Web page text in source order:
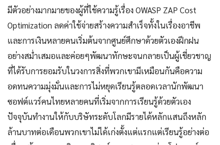
มีตัวอย่างมากมายของผู้ที่ใช้ความรู้เรื่อง OWASP ZAP Cost
Optimization ลดค่าใช้จ่ายสร้างความสำเร็จทั้งในเรื่องอาชีพ
และการเงินหลายคนเริ่มต้นจากศูนย์ศึกษาด้วยตัวเองฝึกฝน
อย่างสม่ำเสมอและค่อยๆพัฒนาทักษะจนกลายเป็นผู้เชี่ยวชาญ
ที่ได้รับการยอมรับในวงการสิ่งที่พวกเขามีเหมือนกันคือความ
อดทนความมุ่งมั่นและการไม่หยุดเรียนรู้ตลอดเวลานักพัฒนา
ซอฟต์แวร์คนไทยหลายคนที่เริ่มจากการเรียนรู้ด้วยตัวเอง
ปัจจุบันทำงานให้กับบริษัทระดับโลกมีรายได้หลักแสนถึงหลัก
ล้านบาทต่อเดือนพวกเขาไม่ได้เก่งตั้งแต่แรกแต่เรียนรู้อย่างต่อ